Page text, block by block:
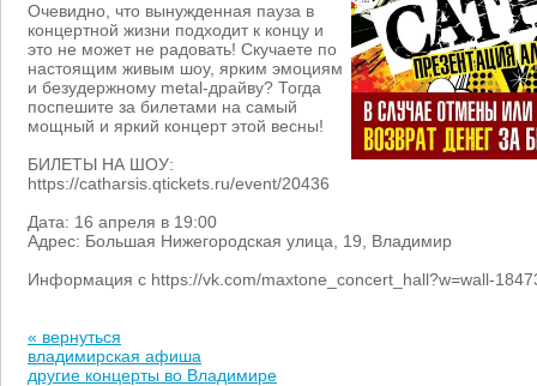
Очевидно, что вынужденная пауза в
концертной жизни подходит к концу и
это не может не радовать! Скучаете по
настоящим живым шоу, ярким эмоциям
и безудержному metal-драйву? Тогда
поспешите за билетами на самый
мощный и яркий концерт этой весны!
БИЛЕТЫ НА ШОУ:
https://catharsis.qtickets.ru/event/20436
Дата: 16 апреля в 19:00
Адрес: Большая Нижегородская улица, 19, Владимир
Информация с https://vk.com/maxtone_concert_hall?w=wall-
« вернуться
владимирская афиша
другие концерты во Владимире